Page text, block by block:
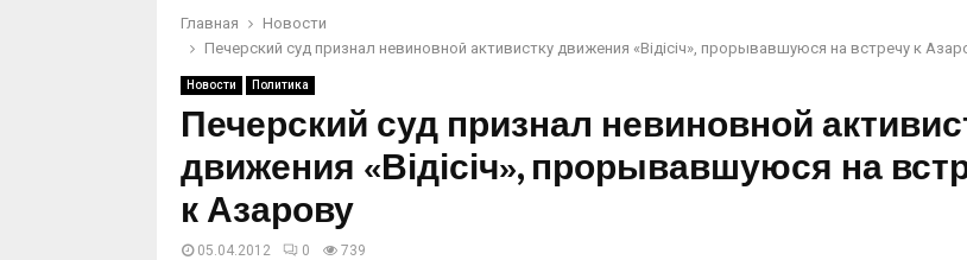
Главная
Новости
Печерский суд признал невиновной активистку движения «Відісіч», прорывавшуюся на встречу к
Новости Политика
Печерский суд признал невиновной
движения «Відісіч», прорывавшуюся на
к Азарову
05.04.2012 0 739